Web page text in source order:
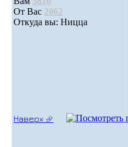
От Вас 2062
Откуда вы: Ницца
Наверх ⮵